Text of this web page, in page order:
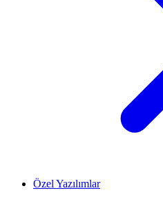
Özel Yazılımlar